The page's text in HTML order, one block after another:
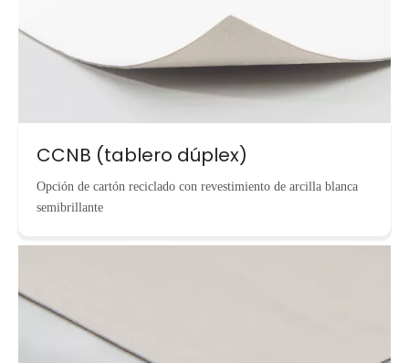
CCNB (tablero dúplex)
Opción de cartón reciclado con revestimiento de arcilla blanca
semibrillante